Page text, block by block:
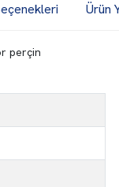
Ürün
perçin